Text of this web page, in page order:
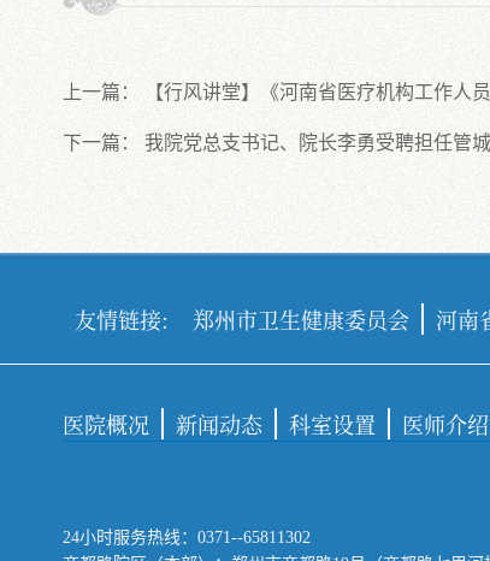
上一篇： 【行风讲堂】《河南省医疗机构工作人
下一篇： 我院党总支书记、院长李勇受聘担任管
友情链接: 郑州市卫生健康委员会 河南
医院概况 新闻动态 科室设置 医师介绍
24小时服务热线：0371--65811302